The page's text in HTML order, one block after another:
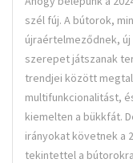
szél fúj. A bútorok,
újraértelmeződnek,
szerepet játszanak
trendjei között
multifunkcionalitást,
kiemelten a bükkfát.
irányokat követnek a
tekintettel a